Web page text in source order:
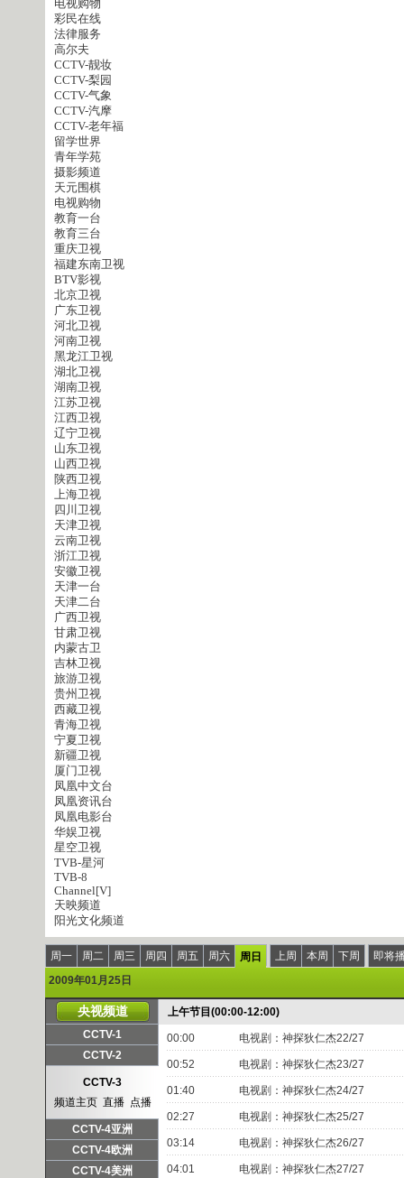
电视购物
彩民在线
法律服务
高尔夫
CCTV-靓妆
CCTV-梨园
CCTV-气象
CCTV-汽摩
CCTV-老年福
留学世界
青年学苑
摄影频道
天元围棋
电视购物
教育一台
教育三台
重庆卫视
福建东南卫视
BTV影视
北京卫视
广东卫视
河北卫视
河南卫视
黑龙江卫视
湖北卫视
湖南卫视
江苏卫视
江西卫视
辽宁卫视
山东卫视
山西卫视
陕西卫视
上海卫视
四川卫视
天津卫视
云南卫视
浙江卫视
安徽卫视
天津一台
天津二台
广西卫视
甘肃卫视
内蒙古卫
吉林卫视
旅游卫视
贵州卫视
西藏卫视
青海卫视
宁夏卫视
新疆卫视
厦门卫视
凤凰中文台
凤凰资讯台
凤凰电影台
华娱卫视
星空卫视
TVB-星河
TVB-8
Channel[V]
天映频道
阳光文化频道
周一 周二 周三 周四 周五 周六 周日 上周 本周 下周
即将
2009年01月25日
央视频道
CCTV-1
频道主页 直播
CCTV-2
CCTV-3
频道主页 直播 点播
CCTV-4亚洲
频道主页 直播 点播
CCTV-4欧洲
频道主页 直播 点播
CCTV-4美洲
上午节目(00:00-12:00)
00:00 电视剧：神探狄仁杰22/27
00:52 电视剧：神探狄仁杰23/27
01:40 电视剧：神探狄仁杰24/27
02:27 电视剧：神探狄仁杰25/27
03:14 电视剧：神探狄仁杰26/27
04:01 电视剧：神探狄仁杰27/27